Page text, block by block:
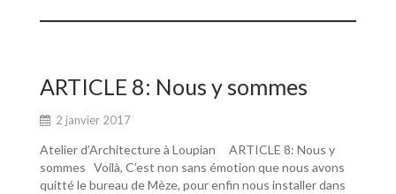
e
o
o
k
itt ta
er
ARTICLE 8: Nous y sommes
2 janvier 2017
Atelier d’Architecture à Loupian ARTICLE 8: Nous y
sommes Voilà, C’est non sans émotion que nous avons
quitté le bureau de Mèze, pour enfin nous installer dans